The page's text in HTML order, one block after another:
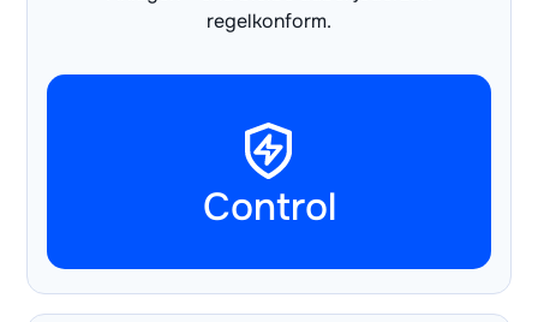
regelkonform.
Control